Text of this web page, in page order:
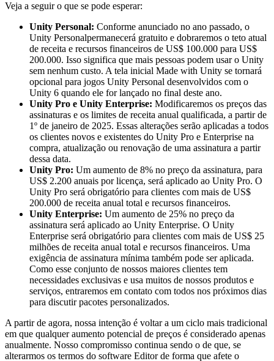
Veja a seguir o que se pode esperar:
Unity Personal: Conforme anunciado no ano passado, o
Unity Personalpermanecerá gratuito e dobraremos o teto atual
de receita e recursos financeiros de US$ 100.000 para US$
200.000. Isso significa que mais pessoas podem usar o Unity
sem nenhum custo. A tela inicial Made with Unity se tornará
opcional para jogos Unity Personal desenvolvidos com o
Unity 6 quando ele for lançado no final deste ano.
Unity Pro e Unity Enterprise: Modificaremos os preços das
assinaturas e os limites de receita anual qualificada, a partir de
1º de janeiro de 2025. Essas alterações serão aplicadas a todos
os clientes novos e existentes do Unity Pro e Enterprise na
compra, atualização ou renovação de uma assinatura a partir
dessa data.
Unity Pro: Um aumento de 8% no preço da assinatura, para
US$ 2.200 anuais por licença, será aplicado ao Unity Pro. O
Unity Pro será obrigatório para clientes com mais de US$
200.000 de receita anual total e recursos financeiros.
Unity Enterprise: Um aumento de 25% no preço da
assinatura será aplicado ao Unity Enterprise. O Unity
Enterprise será obrigatório para clientes com mais de US$ 25
milhões de receita anual total e recursos financeiros. Uma
exigência de assinatura mínima também pode ser aplicada.
Como esse conjunto de nossos maiores clientes tem
necessidades exclusivas e usa muitos de nossos produtos e
serviços, entraremos em contato com todos nos próximos dias
para discutir pacotes personalizados.
A partir de agora, nossa intenção é voltar a um ciclo mais tradicional
em que qualquer aumento potencial de preços é considerado apenas
anualmente. Nosso compromisso continua sendo o de que, se
alterarmos os termos do software Editor de forma que afete o